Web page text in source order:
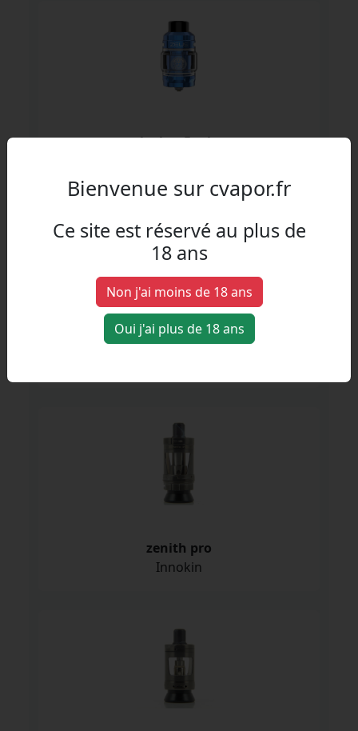
z sub ohm 5 ml zeus
Nautilus 3
zenith pro
Innokin
Bienvenue sur cvapor.fr
Ce site est réservé au plus de
18 ans
Non j'ai moins de 18 ans
Oui j'ai plus de 18 ans